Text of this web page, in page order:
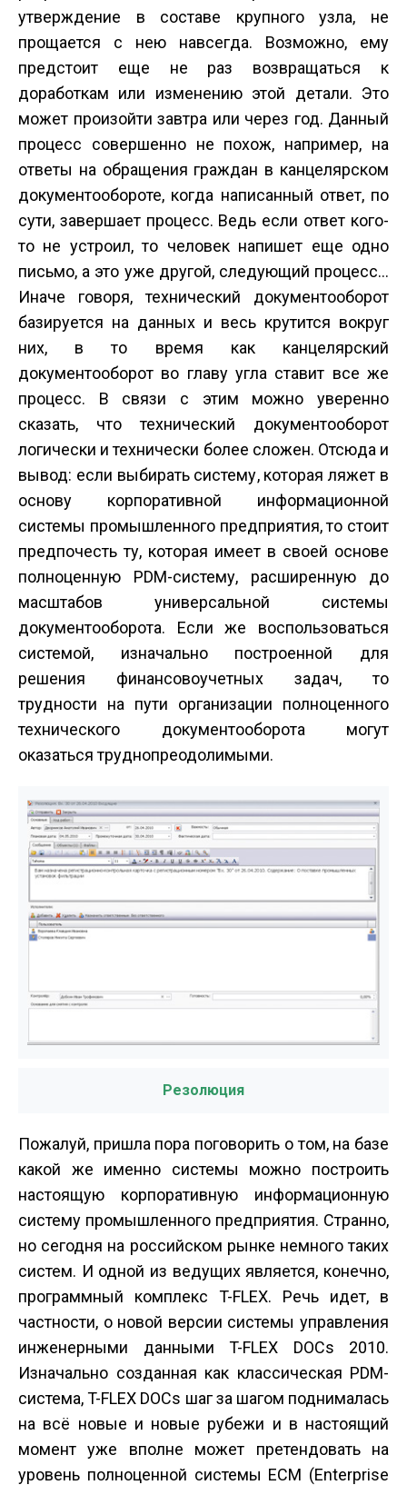
утверждение в составе крупного узла, не
прощается с нею навсегда. Возможно, ему
предстоит еще не раз возвращаться к
доработкам или изменению этой детали. Это
может произойти завтра или через год. Данный
процесс совершенно не похож, например, на
ответы на обращения граждан в канцелярском
документообороте, когда написанный ответ, по
сути, завершает процесс. Ведь если ответ кого-
то не устроил, то человек напишет еще одно
письмо, а это уже другой, следующий процесс…
Иначе говоря, технический документооборот
базируется на данных и весь крутится вокруг
них, в то время как канцелярский
документооборот во главу угла ставит все же
процесс. В связи с этим можно уверенно
сказать, что технический документооборот
логически и технически более сложен. Отсюда и
вывод: если выбирать систему, которая ляжет в
основу корпоративной информационной
системы промышленного предприятия, то стоит
предпочесть ту, которая имеет в своей основе
полноценную PDM-систему, расширенную до
масштабов универсальной системы
документооборота. Если же воспользоваться
системой, изначально построенной для
решения финансово­учетных задач, то
трудности на пути организации полноценного
технического документооборота могут
оказаться труднопреодолимыми.
Резолюция
Пожалуй, пришла пора поговорить о том, на базе
какой же именно системы можно построить
настоящую корпоративную информационную
систему промышленного предприятия. Странно,
но сегодня на российском рынке немного таких
систем. И одной из ведущих является, конечно,
программный комплекс T-FLEX. Речь идет, в
частности, о новой версии системы управления
инженерными данными T-FLEX DOCs 2010.
Изначально созданная как классическая PDM-
система, T-FLEX DOCs шаг за шагом поднималась
на всё новые и новые рубежи и в настоящий
момент уже вполне может претендовать на
уровень полноценной системы ECM (Enterprise